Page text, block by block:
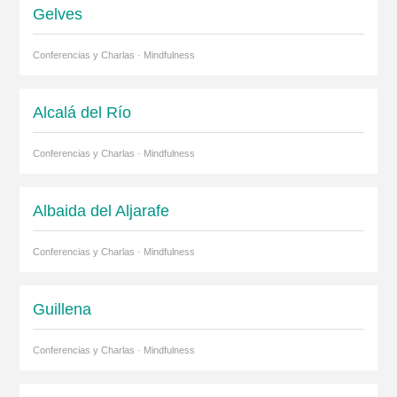
Gelves
Conferencias y Charlas · Mindfulness
Alcalá del Río
Conferencias y Charlas · Mindfulness
Albaida del Aljarafe
Conferencias y Charlas · Mindfulness
Guillena
Conferencias y Charlas · Mindfulness